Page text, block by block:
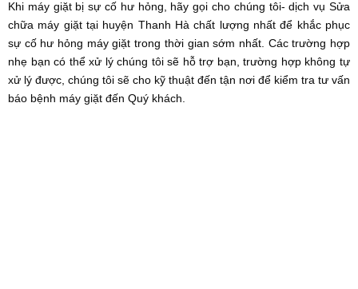
Khi máy giặt bị sự cố hư hỏng, hãy gọi cho chúng tôi- dịch vụ Sửa
chữa máy giặt tại huyện Thanh Hà chất lượng nhất để khắc phục
sự cố hư hỏng máy giặt trong thời gian sớm nhất. Các trường hợp
nhẹ bạn có thể xử lý chúng tôi sẽ hỗ trợ bạn, trường hợp không tự
xử lý được, chúng tôi sẽ cho kỹ thuật đến tận nơi để kiểm tra tư vấn
báo bệnh máy giặt đến Quý khách.